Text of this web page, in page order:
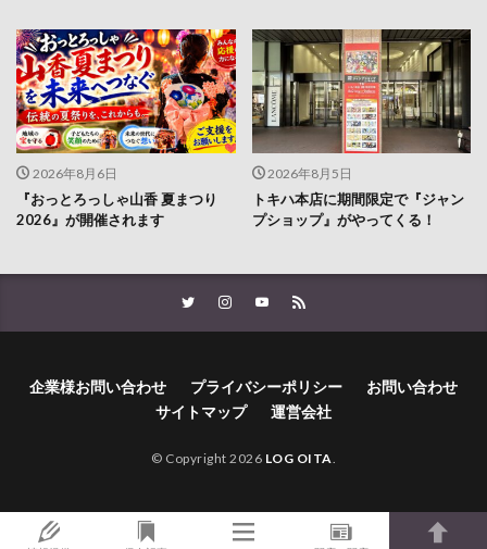
2026年8月6日
『おっとろっしゃ山香 夏まつり
2026』が開催されます
2026年8月5日
トキハ本店に期間限定で『ジャン
プショップ』がやってくる！
企業様お問い合わせ プライバシーポリシー
お問い合わせ
サイトマップ
運営会社
© Copyright 2026 LOG OITA